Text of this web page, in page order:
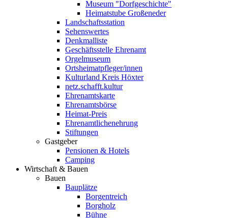
Museum "Dorfgeschichte"
Heimatstube Großeneder
Landschaftsstation
Sehenswertes
Denkmalliste
Geschäftsstelle Ehrenamt
Orgelmuseum
Ortsheimatpfleger/innen
Kulturland Kreis Höxter
netz.schafft.kultur
Ehrenamtskarte
Ehrenamtsbörse
Heimat-Preis
Ehrenamtlichenehrung
Stiftungen
Gastgeber
Pensionen & Hotels
Camping
Wirtschaft & Bauen
Bauen
Bauplätze
Borgentreich
Borgholz
Bühne